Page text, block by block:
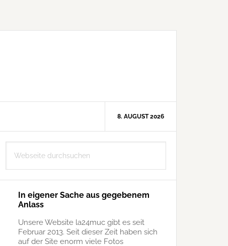
8. AUGUST 2026
Seitenspalte
durchsuchen
In eigener Sache aus gegebenem
Anlass
Unsere Website la24muc gibt es seit
Februar 2013. Seit dieser Zeit haben sich
auf der Site enorm viele Fotos